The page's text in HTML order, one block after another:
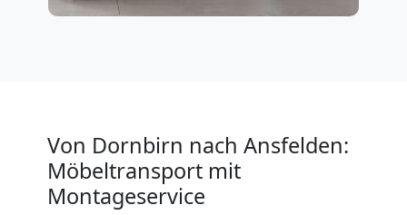
Von Dornbirn nach Ansfelden:
Möbeltransport mit
Montageservice